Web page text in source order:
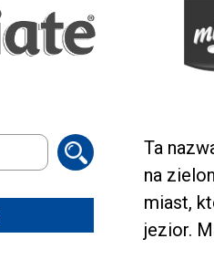
Ta
na
miast,
jezior.